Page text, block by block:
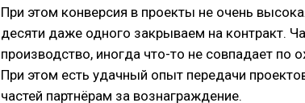
При этом конверсия в проекты не очень
десяти даже одного закрываем на контракт.
производство, иногда что-то не совпадает по
При этом есть удачный опыт передачи
частей партнёрам за вознаграждение.